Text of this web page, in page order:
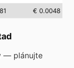
€ 0.0048
— plánujte